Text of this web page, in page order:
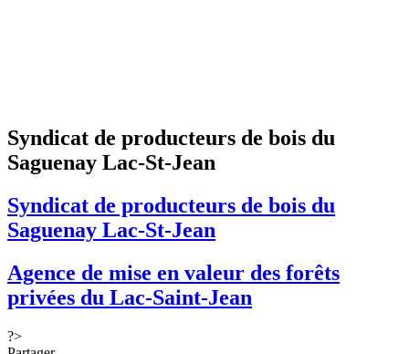
Syndicat de producteurs de bois du
Saguenay Lac-St-Jean
Syndicat de producteurs de bois du
Saguenay Lac-St-Jean
Agence de mise en valeur des forêts
privées du Lac-Saint-Jean
?>